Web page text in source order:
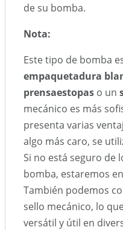
de su bomba.
Nota:
Este tipo de bomba
empaquetadura
prensaestopas o un
mecánico es más
presenta varias
algo más caro, se
Si no está seguro de
bomba, estaremos
También podemos
sello mecánico, lo
versátil y útil en